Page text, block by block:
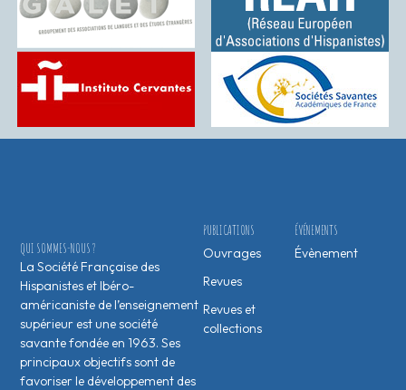
ÉVÉNEMENTS
Évènement
PUBLICATIONS
Ouvrages
Revues
Revues et
collections
QUI SOMMES-NOUS ?
La Société Française des
Hispanistes et Ibéro-
américaniste de l’enseignement
supérieur est une société
savante fondée en 1963. Ses
principaux objectifs sont de
favoriser le développement des